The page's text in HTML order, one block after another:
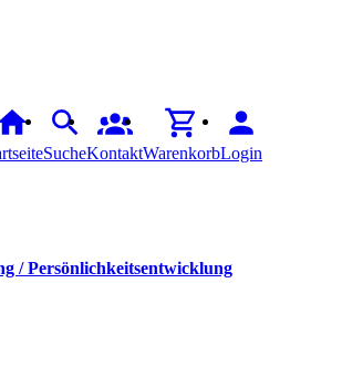
SucheKontaktWarenkorbLogin
/ Persönlichkeitsentwicklung